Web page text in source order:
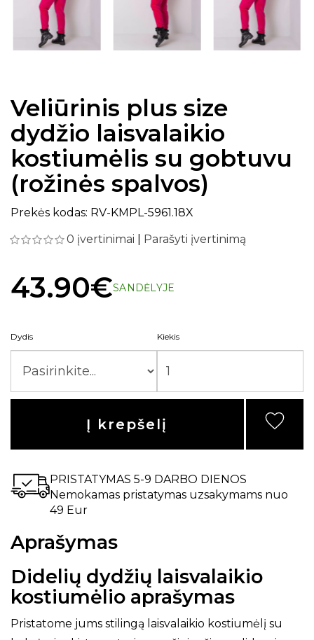
Veliūrinis plus size
dydžio laisvalaikio
kostiumėlis su gobtuvu
(rožinės spalvos)
Prekės kodas: RV-KMPL-5961.18X
0 įvertinimai
Parašyti įvertinimą
43.90€SANDĖLYJE
Dydis Kiekis
Į krepšelį
PRISTATYMAS 5-9 DARBO DIENOS
Nemokamas pristatymas uzsakymams nuo
49 Eur
Aprašymas
Didelių dydžių laisvalaikio
kostiumėlio aprašymas
Pristatome jums stilingą laisvalaikio kostiumėlį su